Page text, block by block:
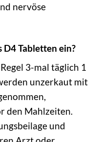
nervöse
D4 Tabletten ein?
3-mal täglich 1
unzerkaut mit
den Mahlzeiten.
und